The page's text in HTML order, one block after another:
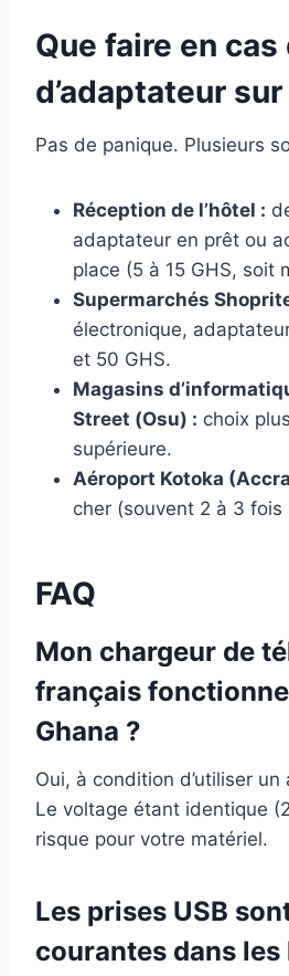
Que faire en cas
d’adaptateur
Pas de panique. Plusieurs
Réception de l’hôtel :
adaptateur en prêt ou
place (5 à 15 GHS, soit
Supermarchés
électronique,
et 50 GHS.
Magasins
Street (Osu) : choix
supérieure.
Aéroport Kotoka
cher (souvent 2 à 3 fois
FAQ
Mon chargeur de
français
Ghana ?
Oui, à condition d’utiliser
Le voltage étant identique
risque pour votre matériel.
Les prises USB
courantes dans les